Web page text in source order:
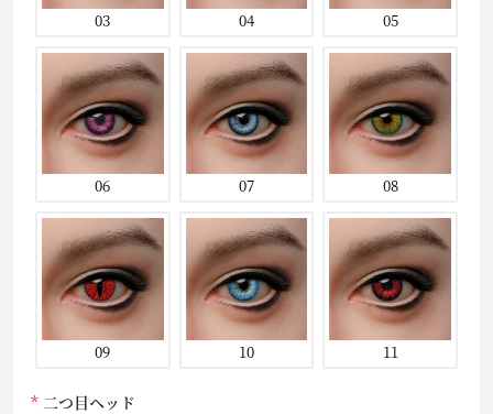
03 04 05
06 07 08
09 10 11
二つ目ヘッド